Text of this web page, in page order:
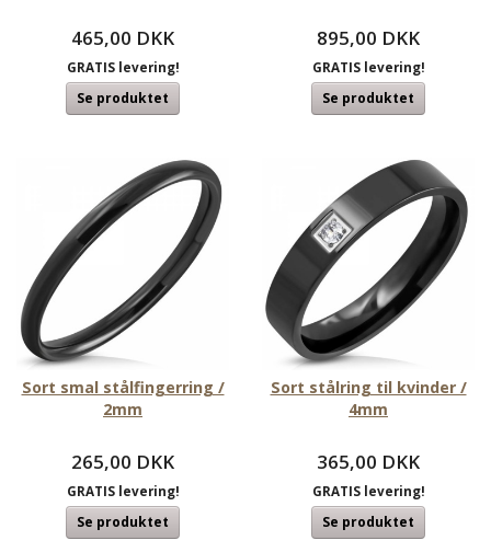
465,00 DKK
GRATIS levering!
Se produktet
895,00 DKK
GRATIS levering!
Se produktet
Sort smal stålfingerring /
2mm
265,00 DKK
GRATIS levering!
Se produktet
Sort stålring til kvinder /
4mm
365,00 DKK
GRATIS levering!
Se produktet